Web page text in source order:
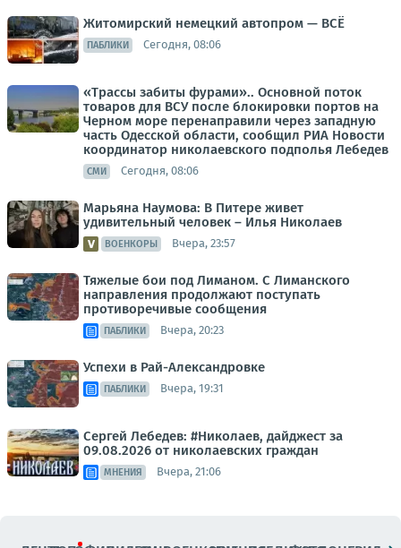
Житомирский немецкий автопром — ВСЁ
ПАБЛИКИ Сегодня, 08:06
«Трассы забиты фурами».. Основной поток
товаров для ВСУ после блокировки портов на
Черном море перенаправили через западную
часть Одесской области, сообщил РИА Новости
координатор николаевского подполья Лебедев
СМИ Сегодня, 08:06
Марьяна Наумова: В Питере живет
удивительный человек – Илья Николаев
ВОЕНКОРЫ Вчера, 23:57
Тяжелые бои под Лиманом. С Лиманского
направления продолжают поступать
противоречивые сообщения
ПАБЛИКИ Вчера, 20:23
Успехи в Рай-Александровке
ПАБЛИКИ Вчера, 19:31
Сергей Лебедев: #Николаев, дайджест за
09.08.2026 от николаевских граждан
МНЕНИЯ Вчера, 21:06